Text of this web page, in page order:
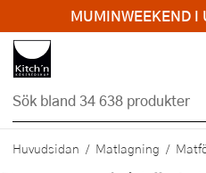
Hopp till huvudinnehållet
Huvudsidan Matlagning
MUMINWEEKEND